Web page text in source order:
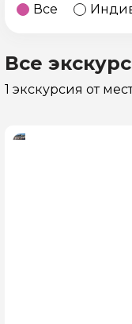
Все
Все
1 экскурсия от